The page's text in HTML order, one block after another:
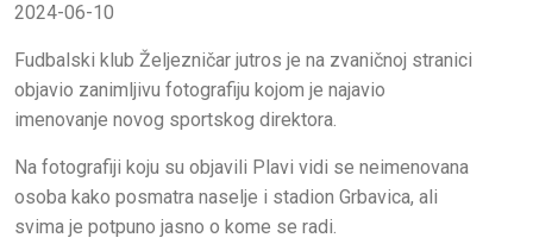
2024-06-10
Fudbalski klub Željezničar jutros je na zvaničnoj stranici
objavio zanimljivu fotografiju kojom je najavio
imenovanje novog sportskog direktora.
Na fotografiji koju su objavili Plavi vidi se neimenovana
osoba kako posmatra naselje i stadion Grbavica, ali
svima je potpuno jasno o kome se radi.